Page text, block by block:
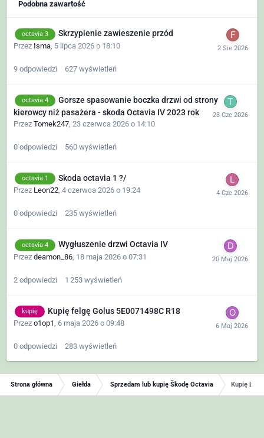
Podobna zawartość
octavia 3 Skrzypienie zawieszenie przód
Przez Isma 5 lipca 2026 o 18:10
9 odpowiedzi 627 wyświetleń
octavia 4
Gorsze spasowanie boczka drzwi od strony
kierowcy niż pasażera - skoda Octavia IV 2023 rok
Przez Tomek247, 23 czerwca 2026 o 14:10
0 odpowiedzi 560 wyświetleń
octavia 1 Skoda octavia 1 ?/
Przez Leon22, 4 czerwca 2026 o 19:24
0 odpowiedzi 235 wyświetleń
octavia 4 Wygłuszenie drzwi Octavia IV
Przez deamon_86 18 maja 2026 o 07:31
2 odpowiedzi 1 253 wyświetleń
kupię Kupię felgę Golus 5E0071498C R18
Przez o1op1, 6 maja 2026 o 09:48
0 odpowiedzi 283 wyświetleń
Strona główna Giełda Sprzedam lub kupię Škodę Octavia Kupię